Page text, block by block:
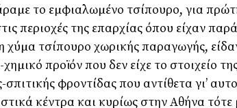
το εµφιαλωµένο τσίπουρο, για
περιοχές της επαρχίας όπου είχαν
τσίπουρο χωρικής παραγωγής,
προϊόν που δεν είχε το στοιχείο
φροντίδας που αντίθετα γι’
κέντρα και κυρίως στην Αθήνα